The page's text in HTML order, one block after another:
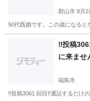
郡山市 8月2
50代既婚です。この歳になる
LINE友達
‼️投稿
に来ませ
時間に
す。 男
が多いで
福島市
‼️投稿3061 回目‼️通話するだけ